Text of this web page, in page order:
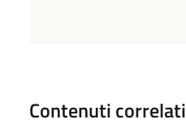
Contenuti correlati